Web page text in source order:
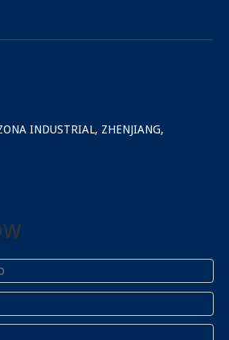
INDUSTRIAL, ZHENJIANG,